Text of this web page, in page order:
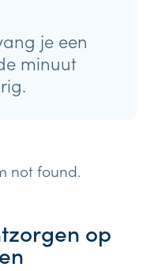
je een
minuut
not found.
op